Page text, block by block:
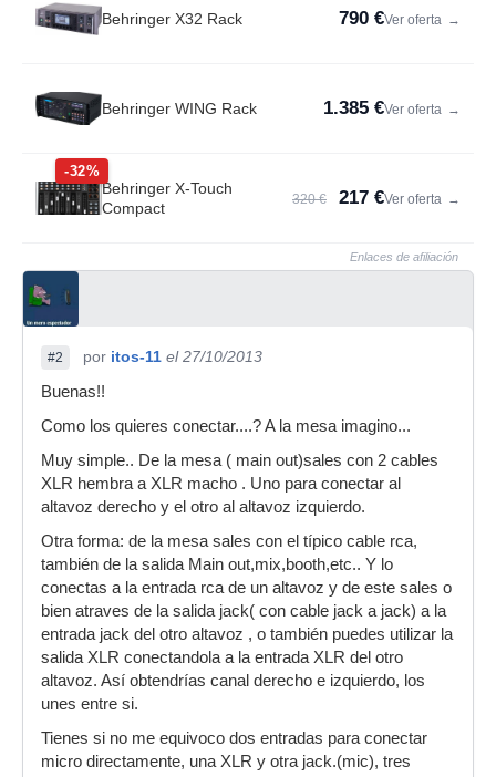
Behringer X32 Rack 790 €Ver oferta →
Behringer WING Rack 1.385 €Ver oferta →
-32%
Behringer X-Touch
Compact
320 € 217 €Ver oferta →
Enlaces de afiliación
#2 por itos-11 el 27/10/2013
Buenas!!
Como los quieres conectar....? A la mesa imagino...
Muy simple.. De la mesa ( main out)sales con 2 cables
XLR hembra a XLR macho . Uno para conectar al
altavoz derecho y el otro al altavoz izquierdo.
Otra forma: de la mesa sales con el típico cable rca,
también de la salida Main out,mix,booth,etc.. Y lo
conectas a la entrada rca de un altavoz y de este sales o
bien atraves de la salida jack( con cable jack a jack) a la
entrada jack del otro altavoz , o también puedes utilizar la
salida XLR conectandola a la entrada XLR del otro
altavoz. Así obtendrías canal derecho e izquierdo, los
unes entre si.
Tienes si no me equivoco dos entradas para conectar
micro directamente, una XLR y otra jack.(mic), tres